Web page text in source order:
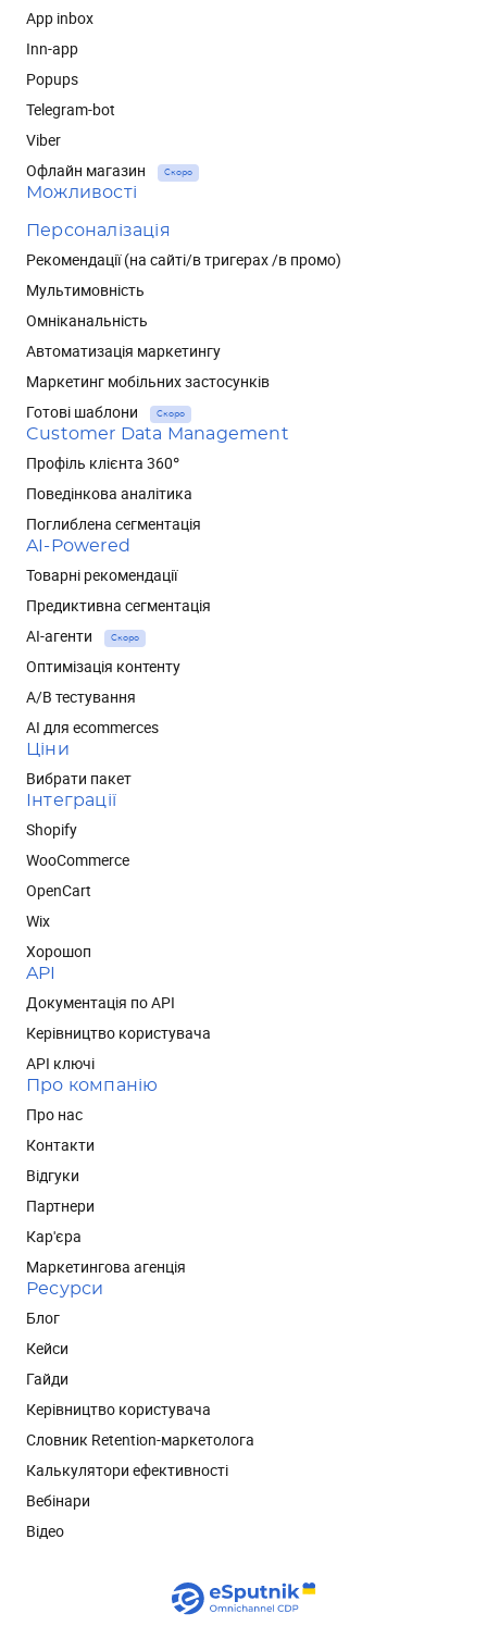
App inbox
Inn-app
Popups
Telegram-bot
Viber
Офлайн магазин
Скоро
Можливості
Персоналізація
Рекомендації (на сайті/в тригерах /в промо)
Мультимовність
Омніканальність
Автоматизація маркетингу
Маркетинг мобільних застосунків
Готові шаблони
Скоро
Customer Data Management
Профіль клієнта 360°
Поведінкова аналітика
Поглиблена сегментація
AI-Powered
Товарні рекомендації
Предиктивна сегментація
AI-агенти
Скоро
Оптимізація контенту
А/В тестування
AI для ecommerces
Ціни
Вибрати пакет
Інтеграції
Shopify
WooCommerce
OpenCart
Wix
Хорошоп
API
Документація по API
Керівництво користувача
API ключі
Про компанію
Про нас
Контакти
Відгуки
Партнери
Кар'єра
Маркетингова агенція
Ресурси
Блог
Кейси
Гайди
Керівництво користувача
Словник Retention-маркетолога
Калькулятори ефективності
Вебінари
Відео